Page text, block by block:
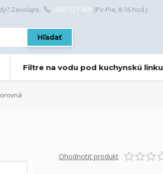
Hľadať
Zavolajte. 0902 527 909 (Po-Pia, 8-16 hod.)
Filtre na vodu pod kuchynskú linku
Ohodnotiť produkt